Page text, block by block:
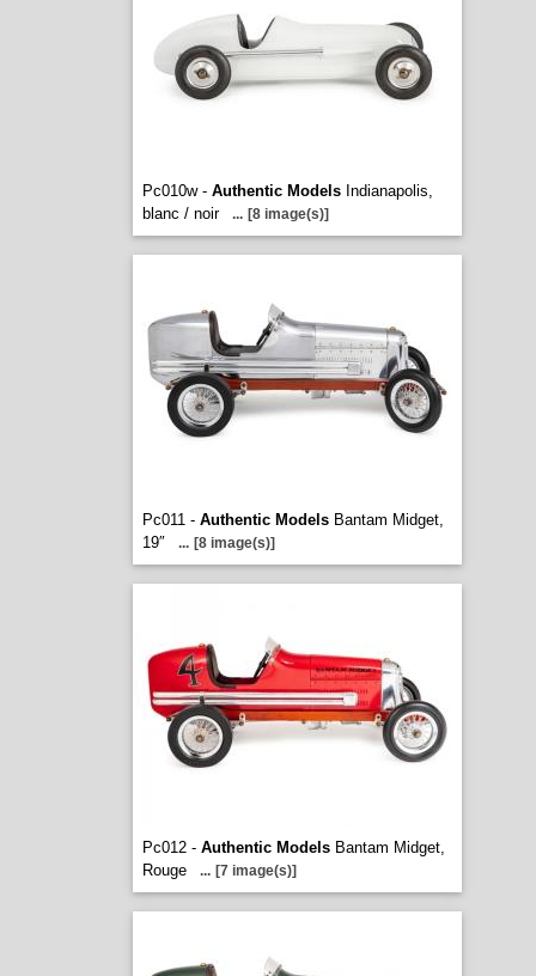
Pc010w - Authentic ModelsIndianapolis,
blanc / noir
... [8 image(s)]
Pc011 - Authentic ModelsBantam Midget,
19″
... [8 image(s)]
Pc012 - Authentic ModelsBantam Midget,
Rouge
... [7 image(s)]